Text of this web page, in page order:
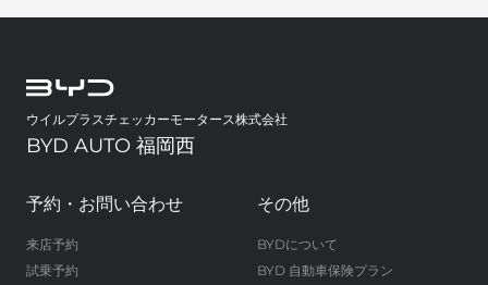
ウイルプラスチェッカーモータース株式会社
BYD AUTO 福岡西
予約・お問い合わせ
来店予約
試乗予約
その他
BYDについて
BYD 自動車保険プラン